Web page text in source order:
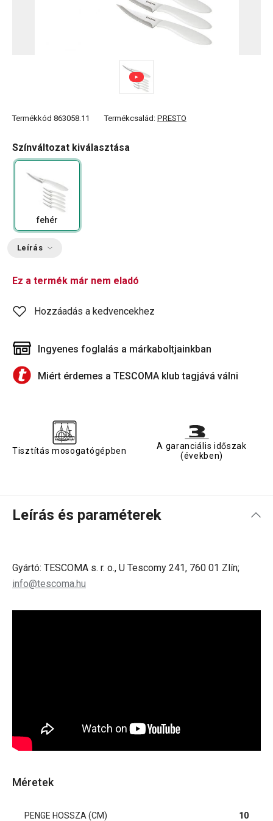
Termékkód 863058.11 Termékcsalád: PRESTO
Színváltozat kiválasztása
fehér
Leírás
Ez a termék már nem eladó
Hozzáadás a kedvencekhez
Ingyenes foglalás a márkaboltjainkban
Miért érdemes a TESCOMA klub tagjává válni
Tisztítás mosogatógépben
A garanciális időszak
(években)
Leírás és paraméterek
Gyártó: TESCOMA s. r. o., U Tescomy 241, 760 01 Zlín;
info@tescoma.hu
Méretek
PENGE HOSSZA (CM) 10